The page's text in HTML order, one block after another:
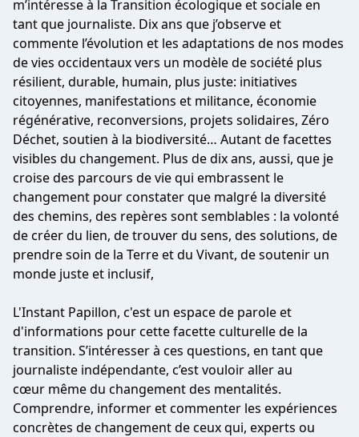
m’intéresse à la Transition écologique et sociale en
tant que journaliste. Dix ans que j’observe et
commente l’évolution et les adaptations de nos modes
de vies occidentaux vers un modèle de société plus
résilient, durable, humain, plus juste: initiatives
citoyennes, manifestations et militance, économie
régénérative, reconversions, projets solidaires, Zéro
Déchet, soutien à la biodiversité… Autant de facettes
visibles du changement. Plus de dix ans, aussi, que je
croise des parcours de vie qui embrassent le
changement pour constater que malgré la diversité
des chemins, des repères sont semblables : la volonté
de créer du lien, de trouver du sens, des solutions, de
prendre soin de la Terre et du Vivant, de soutenir un
monde juste et inclusif,
L'Instant Papillon, c'est un espace de parole et
d'informations pour cette facette culturelle de la
transition. S’intéresser à ces questions, en tant que
journaliste indépendante, c’est vouloir aller au
cœur même du changement des mentalités.
Comprendre, informer et commenter les expériences
concrètes de changement de ceux qui, experts ou